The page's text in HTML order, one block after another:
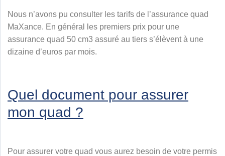
Nous n’avons pu consulter les tarifs de l’assurance quad
MaXance. En général les premiers prix pour une
assurance quad 50 cm3 assuré au tiers s’élèvent à une
dizaine d’euros par mois.
Quel document pour assurer
mon quad ?
Pour assurer votre quad vous aurez besoin de votre permis